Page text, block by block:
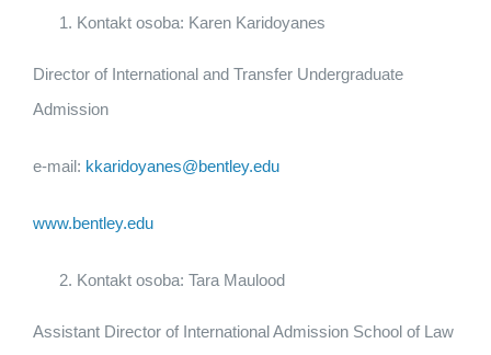
Kontakt osoba: Karen Karidoyanes
Director of International and Transfer Undergraduate
Admission
e-mail: kkaridoyanes@bentley.edu
www.bentley.edu
Kontakt osoba: Tara Maulood
Assistant Director of International Admission School of Law